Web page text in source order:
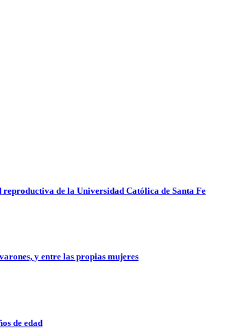
de la Universidad Católica de Santa Fe
y entre las propias mujeres
de edad